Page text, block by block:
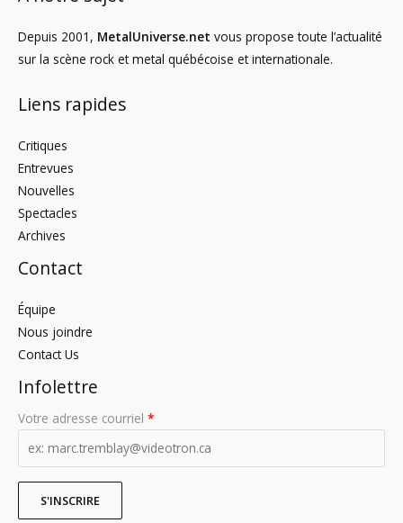
Depuis 2001, MetalUniverse.net vous propose toute l’actualité
sur la scène rock et metal québécoise et internationale.
Liens rapides
Critiques
Entrevues
Nouvelles
Spectacles
Archives
Contact
Équipe
Nous joindre
Contact Us
Infolettre
Votre adresse courriel *